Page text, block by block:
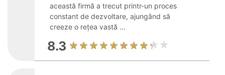
această firmă a trecut printr-un proces
constant de dezvoltare, ajungând să
creeze o rețea vastă ...
8.3